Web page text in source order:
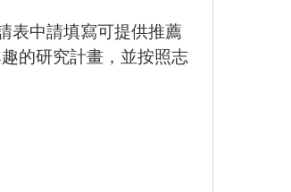
表中請填寫可提供推薦
的研究計畫，並按照志